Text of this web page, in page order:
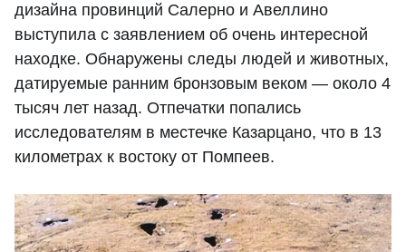
дизайна провинций Салерно и Авеллино
выступила с заявлением об очень интересной
находке. Обнаружены следы людей и животных,
датируемые ранним бронзовым веком — около 4
тысяч лет назад. Отпечатки попались
исследователям в местечке Казарцано, что в 13
километрах к востоку от Помпеев.